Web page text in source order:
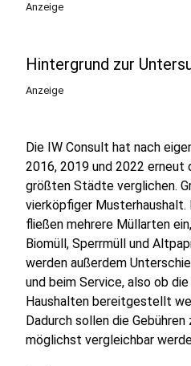
Anzeige
Hintergrund zur
Anzeige
Die IW Consult hat nach
2016, 2019 und 2022 erneut
größten Städte verglichen.
vierköpfiger Musterhaushalt.
fließen mehrere Müllarten
Biomüll, Sperrmüll und
werden außerdem
und beim Service, also ob
Haushalten bereitgestellt
Dadurch sollen die
möglichst vergleichbar